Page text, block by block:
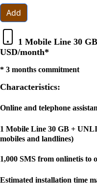
Add
1 Mobile Line 30
USD/month*
* 3 months commitment
Characteristics:
Online and telephone
1 Mobile Line 30 GB +
mobiles and landlines)
1,000 SMS from onlinetis to
Estimated installation time